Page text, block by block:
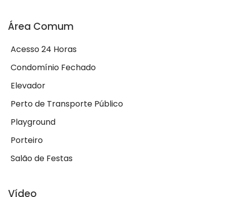
Área Comum
Acesso 24 Horas
Condomínio Fechado
Elevador
Perto de Transporte Público
Playground
Porteiro
Salão de Festas
Vídeo